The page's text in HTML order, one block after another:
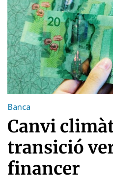
Banca
Canvi
transició
financer